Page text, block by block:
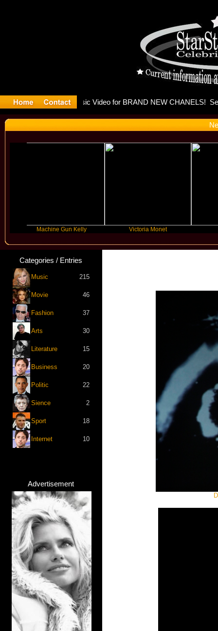
Machine Gun Kelly Victoria Monet
Categories / Entries
Music 215
Movie 46
Fashion 37
Arts 30
Literature 15
Business 20
Politic 22
Sience 2
Sport 18
Internet 10
Advertisement